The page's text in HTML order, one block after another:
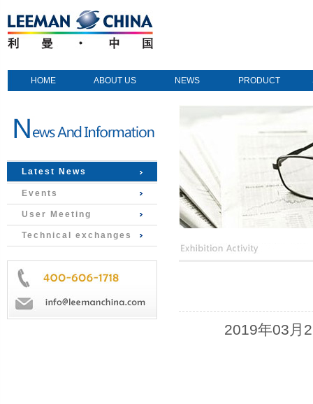
HOME ABOUT US NEWS PRODUCT
Latest News
Events
User Meeting
Technical exchanges
2019年03月